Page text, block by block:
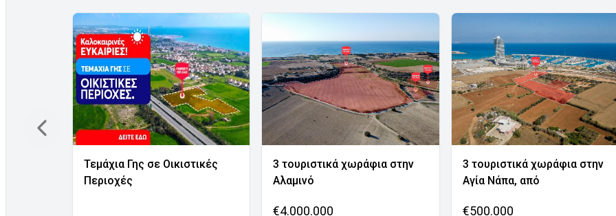
Τεμάχια Γης σε Οικιστικές
Περιοχές
3 τουριστικά χωράφια στην
Αλαμινό
€4.000.000
3 τουριστικά χωράφια στην
Αγία Νάπα, από
€500.000